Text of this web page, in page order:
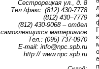
Сестрорецкая ул., д. 8
Тел./факс: (812) 430-7778
(812) 430–7779
(812) 430-9068 – отдел
самоклеящихся материалов
Тел.: (095) 737-0970
E-mail: info@npc.spb.ru
http:// www.npc.spb.ru